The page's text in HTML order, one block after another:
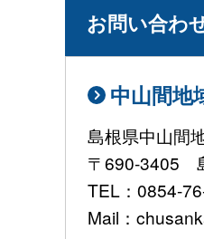
お問い合わ
中山間地
島根県中山間
〒690-3405
TEL：0854-
Mail：